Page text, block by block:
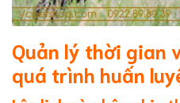
Quản lý thời gian
quá trình huấn